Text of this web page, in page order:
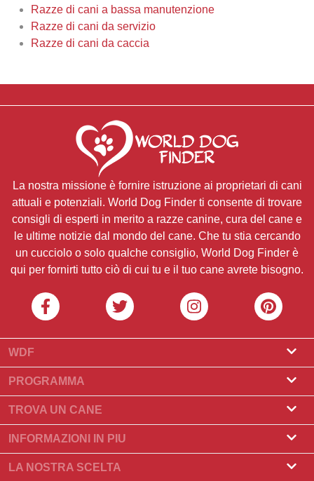
Razze di cani a bassa manutenzione
Razze di cani da servizio
Razze di cani da caccia
La nostra missione è fornire istruzione ai proprietari di cani
attuali e potenziali. World Dog Finder ti consente di trovare
consigli di esperti in merito a razze canine, cura del cane e
le ultime notizie dal mondo del cane. Che tu stia cercando
un cucciolo o solo qualche consiglio, World Dog Finder è
qui per fornirti tutto ciò di cui tu e il tuo cane avrete bisogno.
WDF
Riguardo a noi
Cos'è World Dog Finder
Quali associazioni accettiamo?
Contatto
I nostri partner
PROGRAMMA
Programma Allevatore
Programma per toelettatori
TROVA UN CANE
Trova un allevatore
Compra un cane
INFORMAZIONI IN PIU
Razze di cani
LA NOSTRA SCELTA